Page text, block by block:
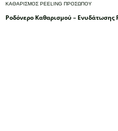
ΚΑΘΑΡΙΣΜΟΣ PEELING ΠΡΟΣΩΠΟΥ
Ροδόνερο Καθαρισμού – Ενυδάτωσης